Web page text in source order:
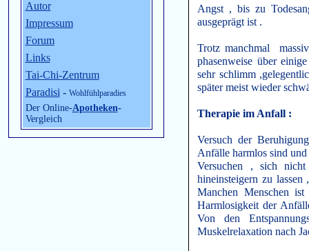
Autor
Impressum
Forum
Links
Tai-Chi-Zentrum
Paradisi - Wohlfühlparadies
Der Online-Apotheken-
Vergleich
Angst , bis zu
ausgeprägt ist .
Trotz manchmal
phasenweise über
sehr schlimm
später meist wieder
Therapie im Anfall :
Versuch der
Anfälle harmlos sind
Versuchen , sich
hineinsteigern zu
Manchen Menschen
Harmlosigkeit der
Von den
Muskelrelaxation nach